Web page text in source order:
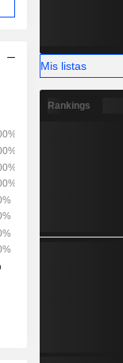
Mis listas
Rankings